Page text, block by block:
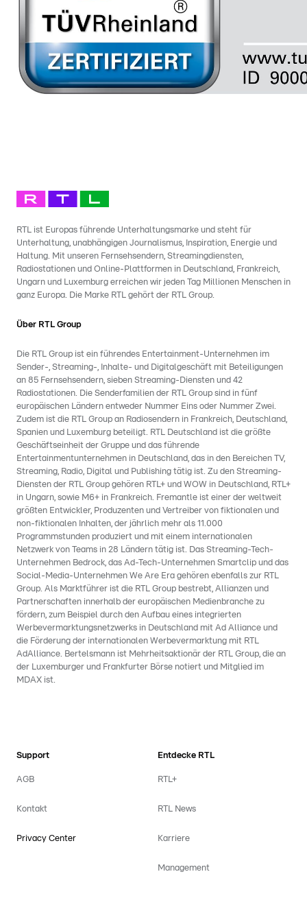
RTL ist Europas führende Unterhaltungsmarke und steht für
Unterhaltung, unabhängigen Journalismus, Inspiration, Energie und
Haltung. Mit unseren Fernsehsendern, Streamingdiensten,
Radiostationen und Online-Plattformen in Deutschland, Frankreich,
Ungarn und Luxemburg erreichen wir jeden Tag Millionen Menschen in
ganz Europa. Die Marke RTL gehört der RTL Group.
Über RTL Group
Die RTL Group ist ein führendes Entertainment-Unternehmen im
Sender-, Streaming-, Inhalte- und Digitalgeschäft mit Beteiligungen
an 85 Fernsehsendern, sieben Streaming-Diensten und 42
Radiostationen. Die Senderfamilien der RTL Group sind in fünf
europäischen Ländern entweder Nummer Eins oder Nummer Zwei.
Zudem ist die RTL Group an Radiosendern in Frankreich, Deutschland,
Spanien und Luxemburg beteiligt. RTL Deutschland ist die größte
Geschäftseinheit der Gruppe und das führende
Entertainmentunternehmen in Deutschland, das in den Bereichen TV,
Streaming, Radio, Digital und Publishing tätig ist. Zu den Streaming-
Diensten der RTL Group gehören RTL+ und WOW in Deutschland, RTL+
in Ungarn, sowie M6+ in Frankreich. Fremantle ist einer der weltweit
größten Entwickler, Produzenten und Vertreiber von fiktionalen und
non-fiktionalen Inhalten, der jährlich mehr als 11.000
Programmstunden produziert und mit einem internationalen
Netzwerk von Teams in 28 Ländern tätig ist. Das Streaming-Tech-
Unternehmen Bedrock, das Ad-Tech-Unternehmen Smartclip und das
Social-Media-Unternehmen We Are Era gehören ebenfalls zur RTL
Group. Als Marktführer ist die RTL Group bestrebt, Allianzen und
Partnerschaften innerhalb der europäischen Medienbranche zu
fördern, zum Beispiel durch den Aufbau eines integrierten
Werbevermarktungsnetzwerks in Deutschland mit Ad Alliance und
die Förderung der internationalen Werbevermarktung mit RTL
AdAlliance. Bertelsmann ist Mehrheitsaktionär der RTL Group, die an
der Luxemburger und Frankfurter Börse notiert und Mitglied im
MDAX ist.
Support
AGB
Kontakt
Privacy Center
Entdecke RTL
RTL+
RTL News
Karriere
Management